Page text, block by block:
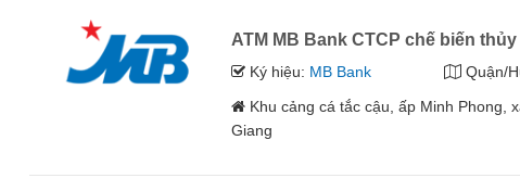
ATM MB Bank CTCP chế biến
Ký hiệu: MB Bank Quận/
Khu cảng cá tắc cậu, ấp Minh Phong,
Giang